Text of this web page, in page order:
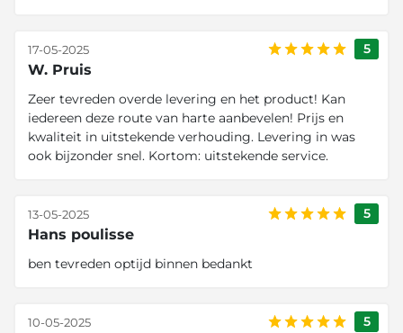
5
W. Pruis
17-05-2025
Zeer tevreden overde levering en het product! Kan
iedereen deze route van harte aanbevelen! Prijs en
kwaliteit in uitstekende verhouding. Levering in was
ook bijzonder snel. Kortom: uitstekende service.
5
Hans poulisse
13-05-2025
ben tevreden optijd binnen bedankt
5
10-05-2025